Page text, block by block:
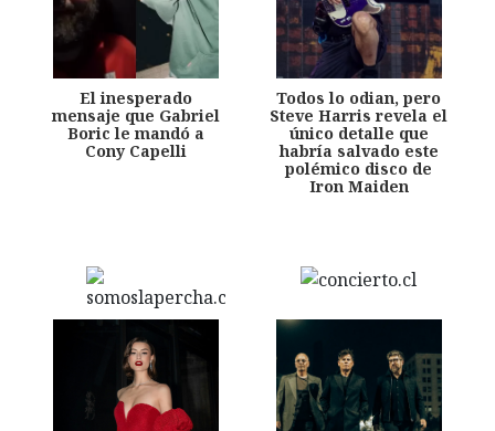
El inesperado
mensaje que Gabriel
Boric le mandó a
Cony Capelli
Todos lo odian, pero
Steve Harris revela el
único detalle que
habría salvado este
polémico disco de
Iron Maiden